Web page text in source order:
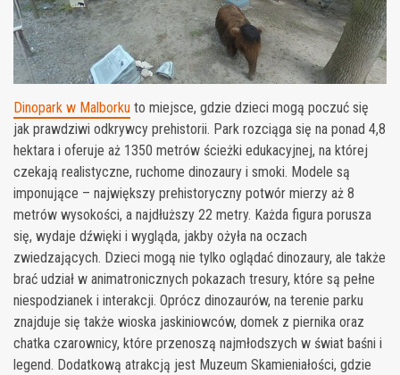
Dinopark w Malborku to miejsce, gdzie dzieci mogą poczuć się
jak prawdziwi odkrywcy prehistorii. Park rozciąga się na ponad 4,8
hektara i oferuje aż 1350 metrów ścieżki edukacyjnej, na której
czekają realistyczne, ruchome dinozaury i smoki. Modele są
imponujące – największy prehistoryczny potwór mierzy aż 8
metrów wysokości, a najdłuższy 22 metry. Każda figura porusza
się, wydaje dźwięki i wygląda, jakby ożyła na oczach
zwiedzających. Dzieci mogą nie tylko oglądać dinozaury, ale także
brać udział w animatronicznych pokazach tresury, które są pełne
niespodzianek i interakcji. Oprócz dinozaurów, na terenie parku
znajduje się także wioska jaskiniowców, domek z piernika oraz
chatka czarownicy, które przenoszą najmłodszych w świat baśni i
legend. Dodatkową atrakcją jest Muzeum Skamieniałości, gdzie